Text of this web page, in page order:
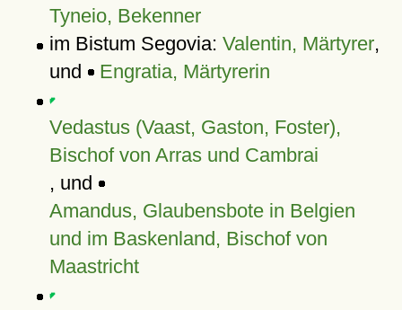
Tyneio, Bekenner
im Bistum Segovia: Valentin, Märtyrer,
und
Engratia, Märtyrerin
Vedastus (Vaast, Gaston, Foster),
Bischof von Arras und Cambrai
, und
Amandus, Glaubensbote in Belgien
und im Baskenland, Bischof von
Maastricht